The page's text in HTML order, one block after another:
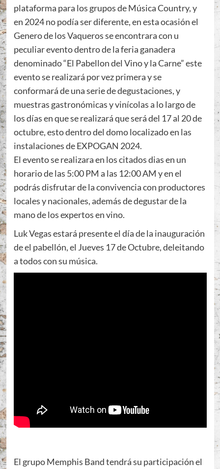
plataforma para los grupos de Música Country, y
en 2024 no podía ser diferente, en esta ocasión el
Genero de los Vaqueros se encontrara con u
peculiar evento dentro de la feria ganadera
denominado “El Pabellon del Vino y la Carne” este
evento se realizará por vez primera y se
conformará de una serie de degustaciones, y
muestras gastronómicas y vinícolas a lo largo de
los días en que se realizará que será del 17 al 20 de
octubre, esto dentro del domo localizado en las
instalaciones de EXPOGAN 2024.
El evento se realizara en los citados dias en un
horario de las 5:00 PM a las 12:00 AM y en el
podrás disfrutar de la convivencia con productores
locales y nacionales, además de degustar de la
mano de los expertos en vino.
Luk Vegas estará presente el día de la inauguración
de el pabellón, el Jueves 17 de Octubre, deleitando
a todos con su música.
El grupo Memphis Band tendrá su participación el